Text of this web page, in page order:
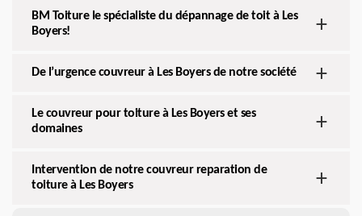
BM Toiture le spécialiste du dépannage de toit à Les
Boyers!
De l’urgence couvreur à Les Boyers de notre société
Le couvreur pour toiture à Les Boyers et ses
domaines
Intervention de notre couvreur reparation de
toiture à Les Boyers